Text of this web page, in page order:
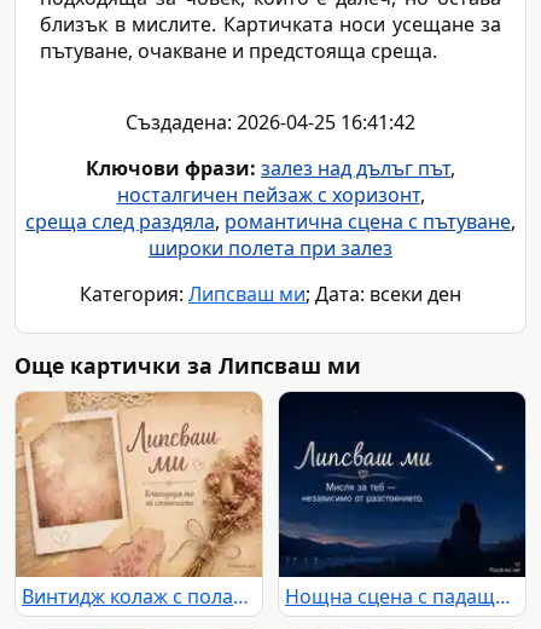
близък в мислите. Картичката носи усещане за
пътуване, очакване и предстояща среща.
Създадена: 2026-04-25 16:41:42
Ключови фрази: залез над дълъг път,
носталгичен пейзаж с хоризонт,
среща след раздяла, романтична сцена с пътуване,
широки полета при залез
Категория: Липсваш ми; Дата: всеки ден
Още картички за Липсваш ми
Винтидж колаж с полароид и сухи цветя с надпис „Липсваш ми“ и „Благодаря ти за спомените“ Нощна сцена с падаща звезда и послание „Липсваш ми“ за мисълта, която преодолява разстоянието